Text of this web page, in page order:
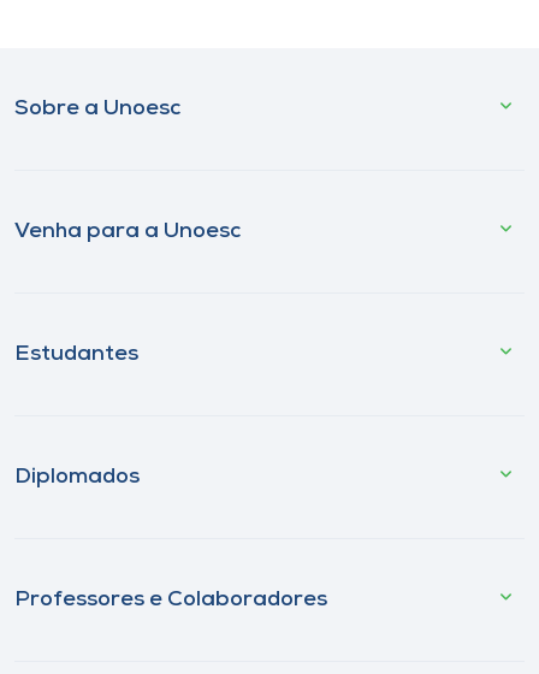
Sobre a Unoesc
Venha para a Unoesc
Estudantes
Diplomados
Professores e Colaboradores